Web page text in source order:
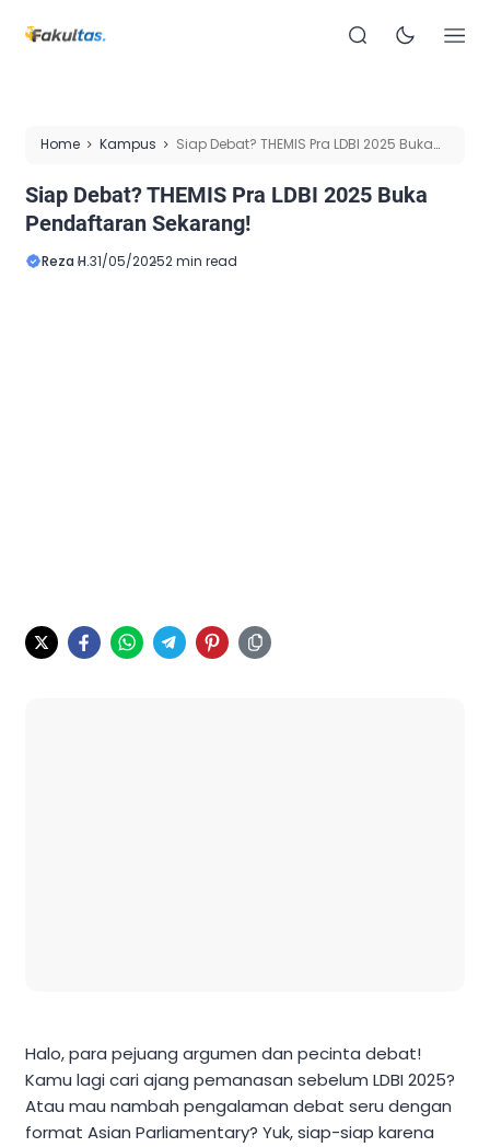
Home Kampus
Siap Debat? THEMIS Pra LDBI 2025 Buka
Siap Debat? THEMIS Pra LDBI 2025 Buka
Pendaftaran Sekarang!
Reza H.31/05/20252 min read
Halo, para pejuang argumen dan pecinta debat!
Kamu lagi cari ajang pemanasan sebelum LDBI 2025?
Atau mau nambah pengalaman debat seru dengan
format Asian Parliamentary? Yuk, siap-siap karena